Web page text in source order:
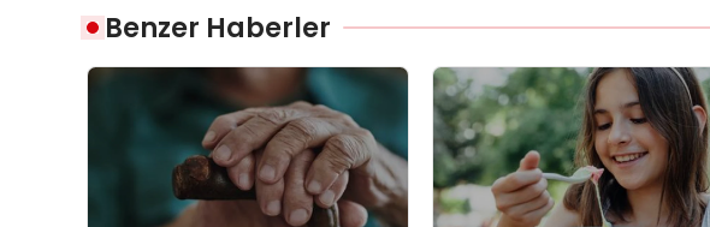
Benzer Haberler